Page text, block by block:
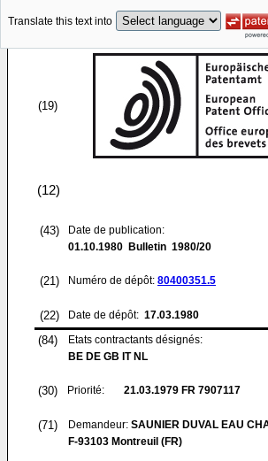
Translate this text into
(19)
(12)
(43)
Date de publication:
01.10.1980 Bulletin 1980/20
(21) Numéro de dépôt: 80400351.5
(22) Date de dépôt: 17.03.1980
(84)
Etats contractants désignés:
BE DE GB IT NL
(30) Priorité: 21.03.1979 FR 7907117
(71) Demandeur: SAUNIER DUVAL EAU
F-93103 Montreuil (FR)